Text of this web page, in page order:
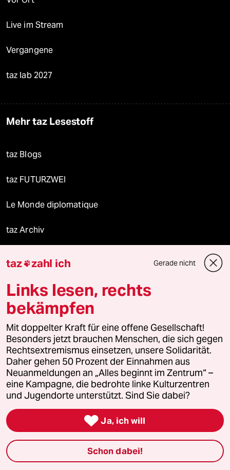
Live im Stream
Vergangene
taz lab 2027
Mehr taz Lesestoff
taz Blogs
taz FUTURZWEI
Le Monde diplomatique
taz Archiv
Reisen
Kantine
Shop
Anzeigen
Fragen & Hilfe
Feedback
taz zahl ich Gerade nicht
Links lesen, rechts
bekämpfen
Mit doppelter Kraft für eine offene Gesellschaft!
Besonders jetzt brauchen Menschen, die sich gegen
Rechtsextremismus einsetzen, unsere Solidarität.
Daher gehen 50 Prozent der Einnahmen aus
Neuanmeldungen an „Alles beginnt im Zentrum“ –
eine Kampagne, die bedrohte linke Kulturzentren
und Jugendorte unterstützt. Sind Sie dabei?
 Ja, ich will
Schon dabei!